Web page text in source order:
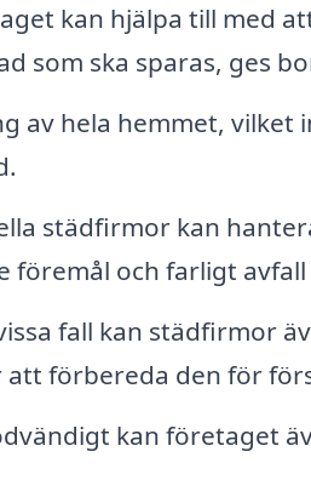
kan hjälpa till med
som ska sparas, ges
av hela hemmet,
städfirmor kan
föremål och farligt
fall kan städfirmor
förbereda den för
kan företaget